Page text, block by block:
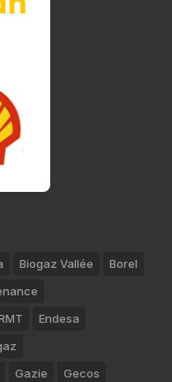
Biogaz Vallée
Borel
Endesa
Gazie
Gecos